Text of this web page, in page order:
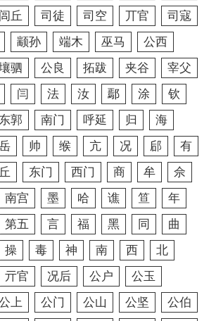
闾丘 司徒 司空 丌官
司寇
颛孙 端木 巫马
公西
驷 公良 拓跋 夹谷
宰父
闫 法 汝 鄢 涂
钦
东郭 南门 呼延 归
海
帅 缑 亢 况 郈
有
东门 西门 商 牟
佘
南宫 墨 哈 谯 笪
年
第五 言 福 黑 同
曲
操 毒 神 南 西
北
亓官 况后 公户
公玉
上 公门 公山 公坚
公伯